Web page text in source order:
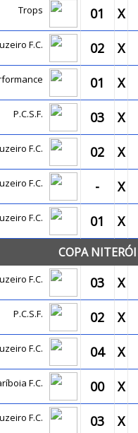
Trops 01 X
F.C. 02 X
01 X
P.C.S.F. 03 X
F.C. 02 X
F.C. - X
F.C. 01 X
COPA
F.C. 03 X
P.C.S.F. 02 X
F.C. 04 X
F.C. 00 X
F.C. 03 X